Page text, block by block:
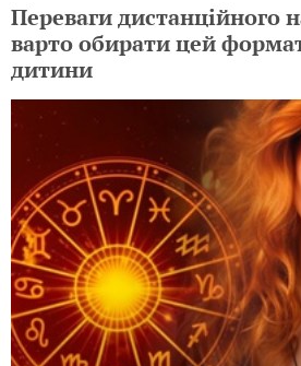
Переваги дистанційного
варто обирати цей
дитини